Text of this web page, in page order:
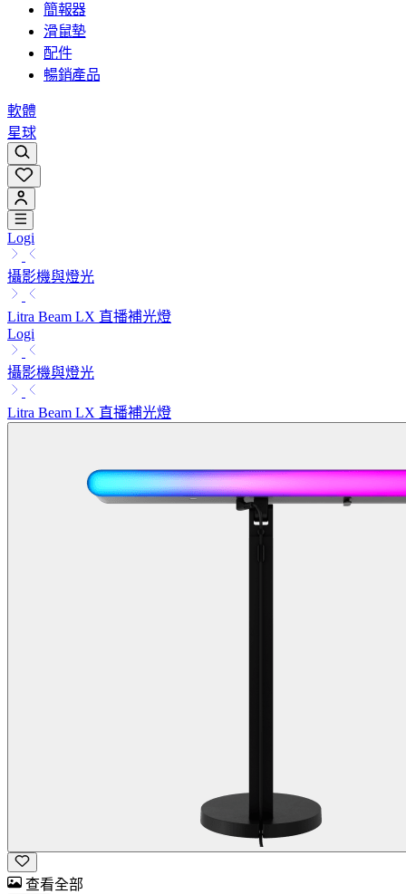
簡報器
滑鼠墊
配件
暢銷產品
軟體
星球
Logi
攝影機與燈光
Litra Beam LX 直播補光燈
Logi
攝影機與燈光
Litra Beam LX 直播補光燈
查看全部